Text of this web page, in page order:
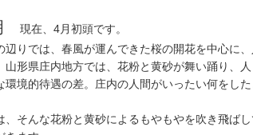
現在、4月初頭です。
辺りでは、春風が運んできた桜の開花を中心に
山形県庄内地方では、花粉と黄砂が舞い踊り、
環境的待遇の差。庄内の人間がいったい何をした
、そんな花粉と黄砂によるもやもやを吹き飛ば